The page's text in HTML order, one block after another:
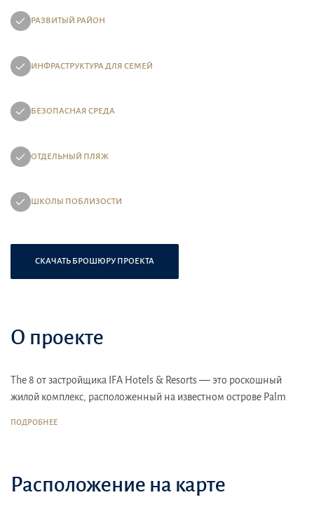
РАЗВИТЫЙ РАЙОН
ИНФРАСТРУКТУРА ДЛЯ СЕМЕЙ
БЕЗОПАСНАЯ СРЕДА
ОТДЕЛЬНЫЙ ПЛЯЖ
ШКОЛЫ ПОБЛИЗОСТИ
СКАЧАТЬ БРОШЮРУ ПРОЕКТА
О проекте
The 8 от застройщика IFA Hotels & Resorts — это роскошный
жилой комплекс, расположенный на известном острове Palm
Местоположение:The 8 находится на восточной стороне
ПОДРОБНЕЕ
Расположение на карте